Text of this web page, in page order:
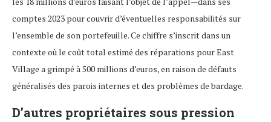
comptes 2023 pour couvrir d’éventuelles responsabilités sur
l’ensemble de son portefeuille. Ce chiffre s’inscrit dans un
contexte où le coût total estimé des réparations pour East
Village a grimpé à 500 millions d’euros, en raison de défauts
généralisés des parois internes et des problèmes de bardage.
D’autres propriétaires sous pression